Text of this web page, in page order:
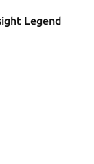
Legend